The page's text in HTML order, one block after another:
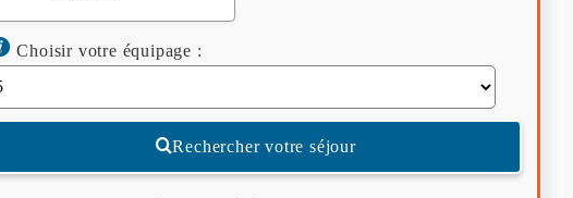
Choisir votre équipage :
Rechercher votre séjour